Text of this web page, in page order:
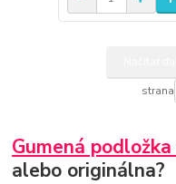
strana
Gumená
alebo originálna?